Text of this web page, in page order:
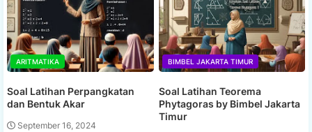
ARITMATIKA
Soal Latihan Perpangkatan
September 16, 2024
BIMBEL JAKARTA TIMUR
Soal Latihan Teorema
Timur
September 15, 2024